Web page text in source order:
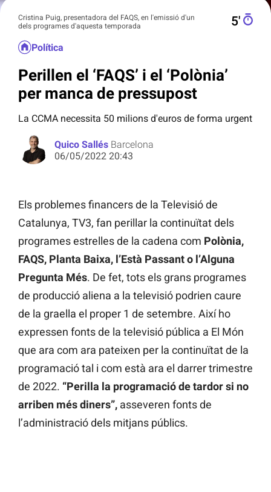
Cristina Puig, presentadora del FAQS, en l'emissió d'un
dels programes d'aquesta temporada
5′
Política
Perillen el ‘FAQS’ i el ‘Polònia’
per manca de pressupost
La CCMA necessita 50 milions d'euros de forma urgent
Quico Sallés Barcelona
06/05/2022 20:43
Els problemes financers de la Televisió de
Catalunya, TV3, fan perillar la continuïtat dels
programes estrelles de la cadena com Polònia,
FAQS, Planta Baixa, l’Està Passant o l’Alguna
Pregunta Més. De fet, tots els grans programes
de producció aliena a la televisió podrien caure
de la graella el proper 1 de setembre. Així ho
expressen fonts de la televisió pública a El Món
que ara com ara pateixen per la continuïtat de la
programació tal i com està ara el darrer trimestre
de 2022. “Perilla la programació de tardor si no
arriben més diners”, asseveren fonts de
l’administració dels mitjans públics.